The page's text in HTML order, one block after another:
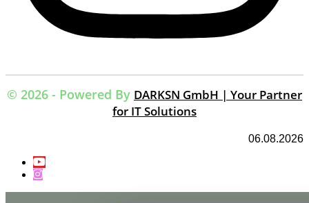
© 2026 - Powered By DARKSN GmbH | Your Partner
for IT Solutions
06.08.2026